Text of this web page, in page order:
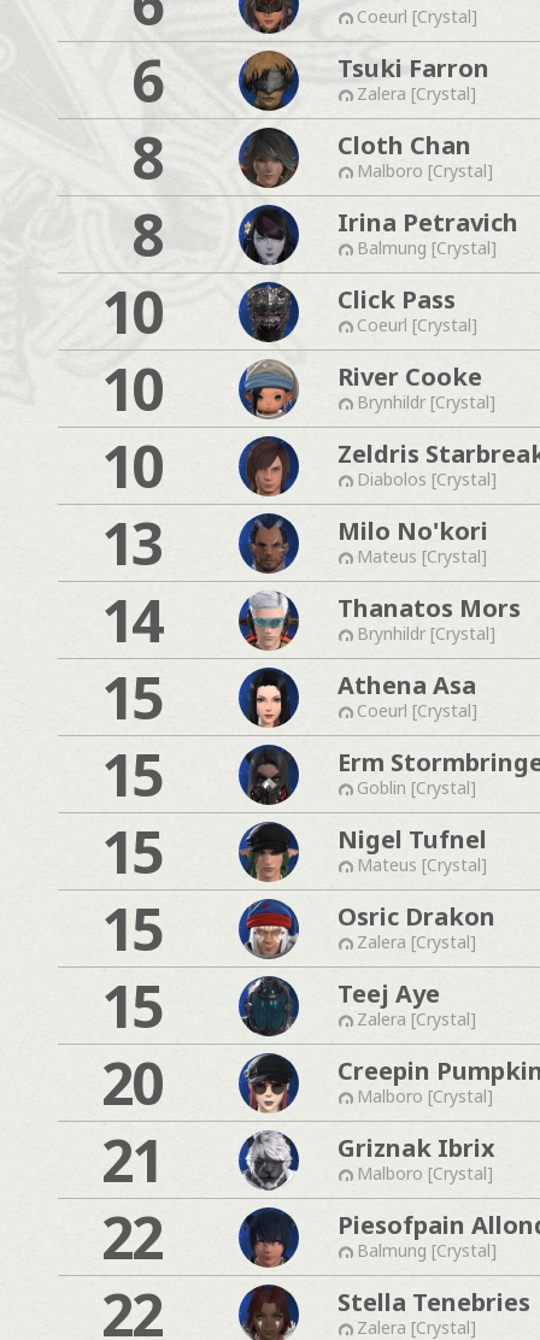
Coeurl [Crystal]
6 Tsuki Farron
Zalera [Crystal]
8 Cloth Chan
Malboro [Crystal]
8 Irina Petravich
Balmung [Crystal]
10 Click Pass
Coeurl [Crystal]
10 River Cooke
Brynhildr [Crystal]
10 Zeldris
Diabolos [Crystal]
13 Milo No'kori
Mateus [Crystal]
14 Thanatos Mors
Brynhildr [Crystal]
15 Athena Asa
Coeurl [Crystal]
15 Erm
Goblin [Crystal]
15 Nigel Tufnel
Mateus [Crystal]
15 Osric Drakon
Zalera [Crystal]
15 Teej Aye
Zalera [Crystal]
20 Creepin
Malboro [Crystal]
21 Griznak Ibrix
Malboro [Crystal]
22 Piesofpain
Balmung [Crystal]
22 Stella Tenebries
Zalera [Crystal]